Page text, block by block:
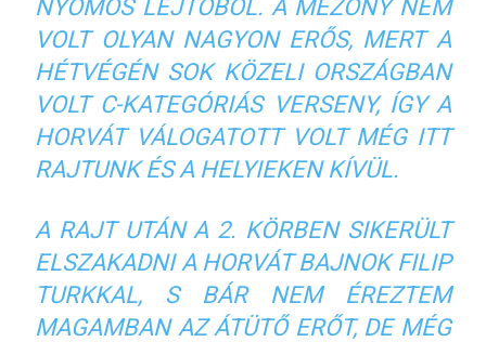
NYOMOS LEJTŐBŐL. A MEZŐNY NEM
VOLT OLYAN NAGYON ERŐS, MERT A
HÉTVÉGÉN SOK KÖZELI ORSZÁGBAN
VOLT C-KATEGÓRIÁS VERSENY, ÍGY A
HORVÁT VÁLOGATOTT VOLT MÉG ITT
RAJTUNK ÉS A HELYIEKEN KÍVÜL.
A RAJT UTÁN A 2. KÖRBEN SIKERÜLT
ELSZAKADNI A HORVÁT BAJNOK FILIP
TURKKAL, S BÁR NEM ÉREZTEM
MAGAMBAN AZ ÁTÜTŐ ERŐT, DE MÉG